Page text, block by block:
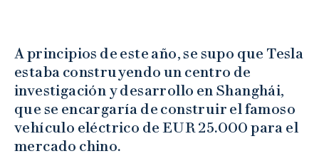
A principios de este año, se supo que Tesla
estaba construyendo un centro de
investigación y desarrollo en Shanghái,
que se encargaría de construir el famoso
vehículo eléctrico de EUR 25.000 para el
mercado chino.